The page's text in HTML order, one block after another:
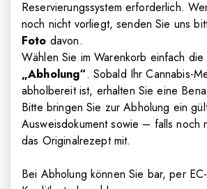
Reservierungssystem erforderlich.
noch nicht vorliegt, senden Sie uns
Foto davon.
Wählen Sie im Warenkorb einfach
„Abholung“. Sobald Ihr Cannabis-
abholbereit ist, erhalten Sie eine
Bitte bringen Sie zur Abholung ein
Ausweisdokument sowie – falls noch
das Originalrezept mit.
Bei Abholung können Sie bar, per